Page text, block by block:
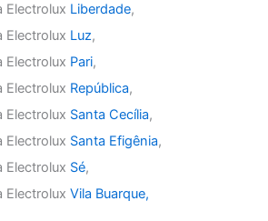
Electrolux Liberdade,
Electrolux Luz,
Electrolux Pari,
Electrolux República,
Electrolux Santa Cecília,
Electrolux Santa Efigênia,
Electrolux Sé,
ElectroluxVila Buarque,